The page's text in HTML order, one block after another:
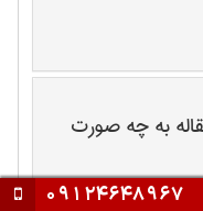
به چه صورت
09124648967